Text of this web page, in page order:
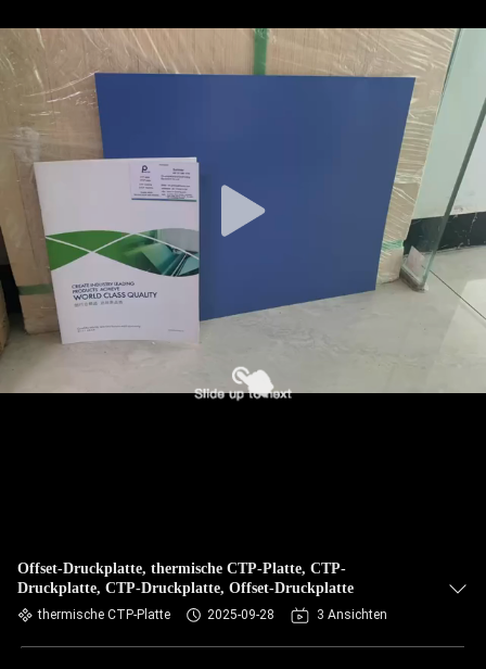
Offset-Druckplatte, thermische CTP-Platte, CTP-
Druckplatte, CTP-Druckplatte, Offset-Druckplatte
thermische CTP-Platte 2025-09-28 3 Ansichten